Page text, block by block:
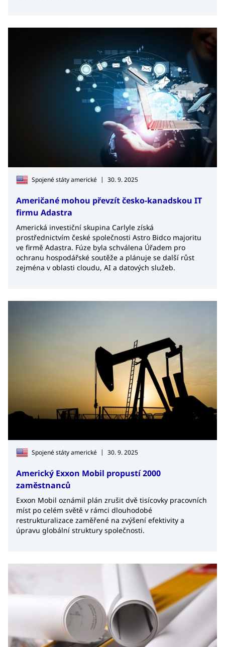
Spojené státy americké | 30. 9. 2025
Američané mohou převzít česko-kanadskou IT
firmu Adastra
Americká investiční skupina Carlyle získá
prostřednictvím české společnosti Astro Bidco majoritu
ve firmě Adastra. Fúze byla schválena Úřadem pro
ochranu hospodářské soutěže a plánuje se další růst
zejména v oblasti cloudu, AI a datových služeb.
Spojené státy americké | 30. 9. 2025
Americký Exxon Mobil propustí 2000
zaměstnanců
Exxon Mobil oznámil plán zrušit dvě tisícovky pracovních
míst po celém světě v rámci dlouhodobé
restrukturalizace zaměřené na zvýšení efektivity a
úpravu globální struktury společnosti.